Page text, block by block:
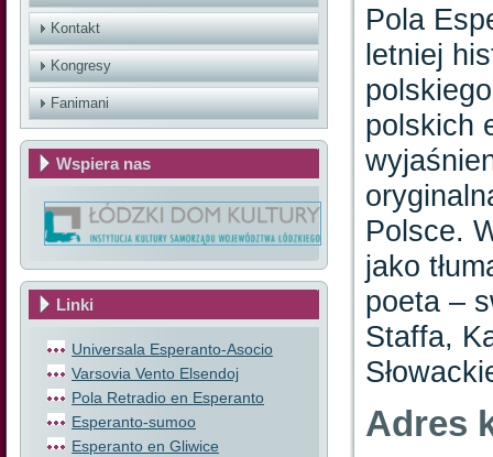
Kontakt
Kongresy
Fanimani
Wspiera nas
Linki
Universala Esperanto-Asocio
Varsovia Vento Elsendoj
Pola Retradio en Esperanto
Esperanto-sumoo
Esperanto en Gliwice
Pola
letniej
polskich
Polsce.
jako
poeta –
Staffa,
Adres